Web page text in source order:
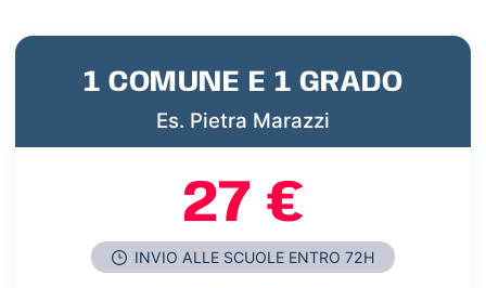
1 COMUNE E 1 GRADO
Es. Pietra Marazzi
27 €
INVIO ALLE SCUOLE ENTRO 72H